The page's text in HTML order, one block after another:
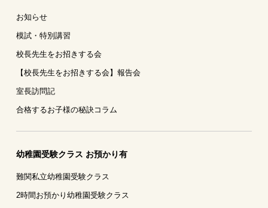
お知らせ
模試・特別講習
校長先生をお招きする会
【校長先生をお招きする会】報告会
室長訪問記
合格するお子様の秘訣コラム
幼稚園受験クラス お預かり有
難関私立幼稚園受験クラス
2時間お預かり幼稚園受験クラス